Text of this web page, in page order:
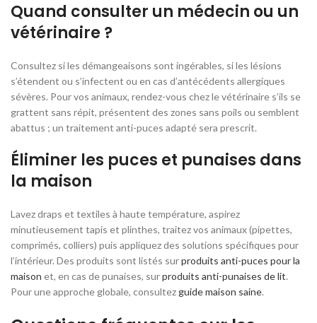
Quand consulter un médecin ou un
vétérinaire ?
Consultez si les démangeaisons sont ingérables, si les lésions
s’étendent ou s’infectent ou en cas d’antécédents allergiques
sévères. Pour vos animaux, rendez-vous chez le vétérinaire s’ils se
grattent sans répit, présentent des zones sans poils ou semblent
abattus ; un traitement anti-puces adapté sera prescrit.
Éliminer les puces et punaises dans
la maison
Lavez draps et textiles à haute température, aspirez
minutieusement tapis et plinthes, traitez vos animaux (pipettes,
comprimés, colliers) puis appliquez des solutions spécifiques pour
l’intérieur. Des produits sont listés surproduits anti-puces pour la
maison et, en cas de punaises, surproduits anti-punaises de lit.
Pour une approche globale, consultez guide maison saine.